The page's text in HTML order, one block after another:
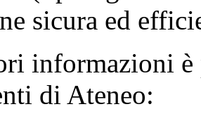
sicura ed
informazioni è
di Ateneo: